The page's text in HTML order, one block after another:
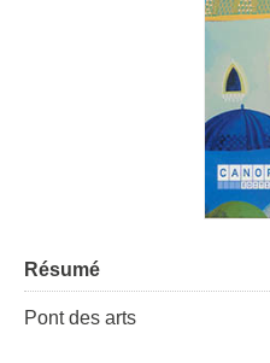
Résumé
Pont des arts